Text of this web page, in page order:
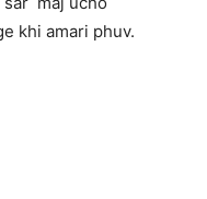
khi amari phuv.